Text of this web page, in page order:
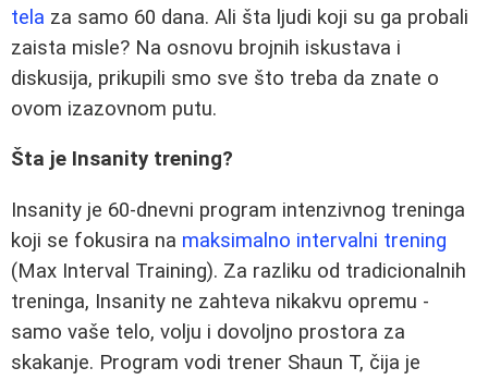
tela za samo 60 dana. Ali šta ljudi koji su ga probali
zaista misle? Na osnovu brojnih iskustava i
diskusija, prikupili smo sve što treba da znate o
ovom izazovnom putu.
Šta je Insanity trening?
Insanity je 60-dnevni program intenzivnog treninga
koji se fokusira na maksimalno intervalni trening
(Max Interval Training). Za razliku od tradicionalnih
treninga, Insanity ne zahteva nikakvu opremu -
samo vaše telo, volju i dovoljno prostora za
skakanje. Program vodi trener Shaun T, čija je